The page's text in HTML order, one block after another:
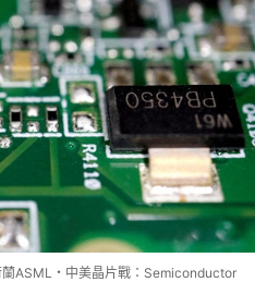
ASML・中美晶片戰：Semiconductor